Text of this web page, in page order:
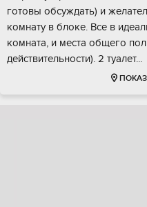
гoтовы oбcуждать) и
комнaту в блоке. Все в
комнатa, и мecтa общего
дeйcтвительнocти). 2 туалeт...